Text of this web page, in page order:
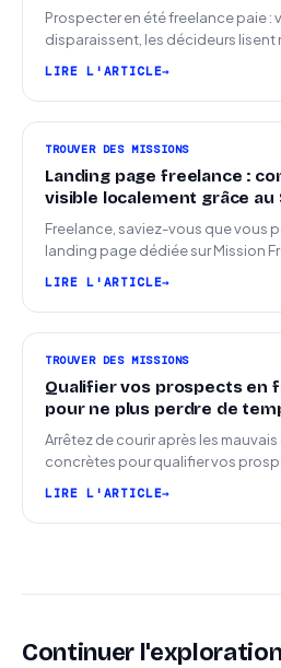
Prospecter en été freelance paie :
disparaissent, les décideurs lisent
LIRE L'ARTICLE
TROUVER DES MISSIONS
Landing page freelance :
visible localement grâce au
Freelance, saviez-vous que vous
landing page dédiée sur Mission
LIRE L'ARTICLE
TROUVER DES MISSIONS
Qualifier vos prospects en
pour ne plus perdre de
Arrêtez de courir après les
concrètes pour qualifier vos
LIRE L'ARTICLE
Continuer